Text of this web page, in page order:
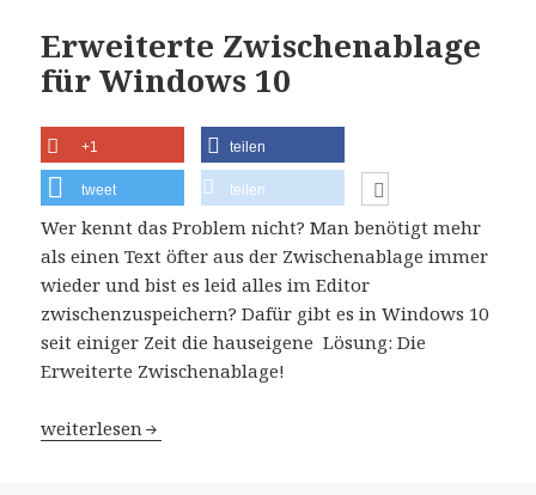
Erweiterte Zwischenablage
für Windows 10
+1 teilen
tweet teilen
Wer kennt das Problem nicht? Man benötigt mehr
als einen Text öfter aus der Zwischenablage immer
wieder und bist es leid alles im Editor
zwischenzuspeichern? Dafür gibt es in Windows 10
seit einiger Zeit die hauseigene Lösung: Die
Erweiterte Zwischenablage!
Erweiterte Zwischenablage für Windows 10
weiterlesen